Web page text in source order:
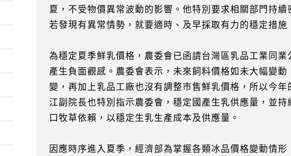
夏，不受物價異常波動的影響。他特別要求相關部門持續
若發現有異常情勢，就要適時、及早採取有力的穩定措施
為穩定夏季鮮乳價格，農委會已函請台灣區乳品工業同
產生負面觀感。農委會表示，未來飼料價格如未大幅變
變，再加上乳品工廠也沒有調整市售鮮乳價格，所以今
江副院長也特別指示農委會，穩定國產生乳供應量，並
口牧草依賴，以穩定生乳生產成本及供應量。
因應時序進入夏季，經濟部為掌握各類冰品價格變動情